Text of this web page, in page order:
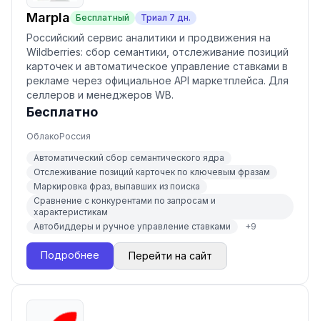
Marpla Бесплатный Триал 7 дн.
Российский сервис аналитики и продвижения на
Wildberries: сбор семантики, отслеживание позиций
карточек и автоматическое управление ставками в
рекламе через официальное API маркетплейса. Для
селлеров и менеджеров WB.
Бесплатно
ОблакоРоссия
Автоматический сбор семантического ядра
Отслеживание позиций карточек по ключевым фразам
Маркировка фраз, выпавших из поиска
Сравнение с конкурентами по запросам и
характеристикам
Автобиддеры и ручное управление ставками
+9
Подробнее Перейти на сайт